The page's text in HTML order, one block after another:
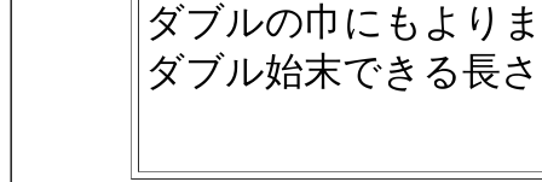
ダブルの巾にもより
ダブル始末できる長